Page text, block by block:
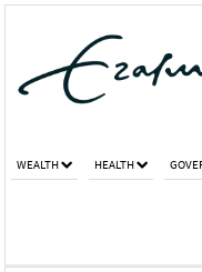
WEALTH HEALTH